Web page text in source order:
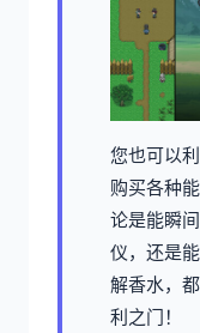
您也可以
购买各种
论是能瞬
仪，还是
解香水，
利之门！